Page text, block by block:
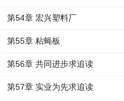
第54章 宏兴塑料厂
第55章 粘蝇板
第56章 共同进步求追读
第57章 实业为先求追读